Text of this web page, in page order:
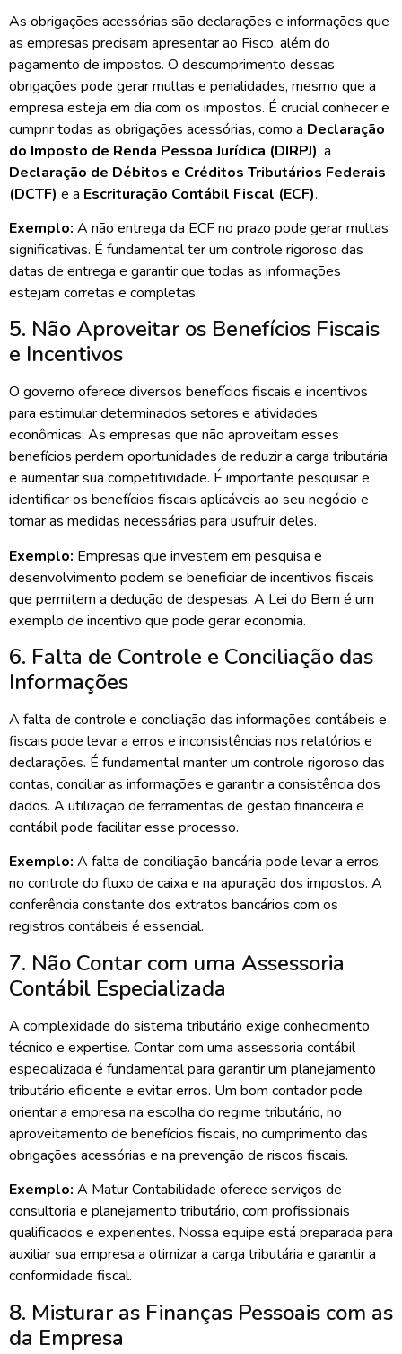
As obrigações acessórias são declarações e informações que
as empresas precisam apresentar ao Fisco, além do
pagamento de impostos. O descumprimento dessas
obrigações pode gerar multas e penalidades, mesmo que a
empresa esteja em dia com os impostos. É crucial conhecer e
cumprir todas as obrigações acessórias, como a Declaração
do Imposto de Renda Pessoa Jurídica (DIRPJ), a
Declaração de Débitos e Créditos Tributários Federais
(DCTF) e a Escrituração Contábil Fiscal (ECF).
Exemplo: A não entrega da ECF no prazo pode gerar multas
significativas. É fundamental ter um controle rigoroso das
datas de entrega e garantir que todas as informações
estejam corretas e completas.
5. Não Aproveitar os Benefícios Fiscais
e Incentivos
O governo oferece diversos benefícios fiscais e incentivos
para estimular determinados setores e atividades
econômicas. As empresas que não aproveitam esses
benefícios perdem oportunidades de reduzir a carga tributária
e aumentar sua competitividade. É importante pesquisar e
identificar os benefícios fiscais aplicáveis ao seu negócio e
tomar as medidas necessárias para usufruir deles.
Exemplo: Empresas que investem em pesquisa e
desenvolvimento podem se beneficiar de incentivos fiscais
que permitem a dedução de despesas. A Lei do Bem é um
exemplo de incentivo que pode gerar economia.
6. Falta de Controle e Conciliação das
Informações
A falta de controle e conciliação das informações contábeis e
fiscais pode levar a erros e inconsistências nos relatórios e
declarações. É fundamental manter um controle rigoroso das
contas, conciliar as informações e garantir a consistência dos
dados. A utilização de ferramentas de gestão financeira e
contábil pode facilitar esse processo.
Exemplo: A falta de conciliação bancária pode levar a erros
no controle do fluxo de caixa e na apuração dos impostos. A
conferência constante dos extratos bancários com os
registros contábeis é essencial.
7. Não Contar com uma Assessoria
Contábil Especializada
A complexidade do sistema tributário exige conhecimento
técnico e expertise. Contar com uma assessoria contábil
especializada é fundamental para garantir um planejamento
tributário eficiente e evitar erros. Um bom contador pode
orientar a empresa na escolha do regime tributário, no
aproveitamento de benefícios fiscais, no cumprimento das
obrigações acessórias e na prevenção de riscos fiscais.
Exemplo: A Matur Contabilidade oferece serviços de
consultoria e planejamento tributário, com profissionais
qualificados e experientes. Nossa equipe está preparada para
auxiliar sua empresa a otimizar a carga tributária e garantir a
conformidade fiscal.
8. Misturar as Finanças Pessoais com as
da Empresa